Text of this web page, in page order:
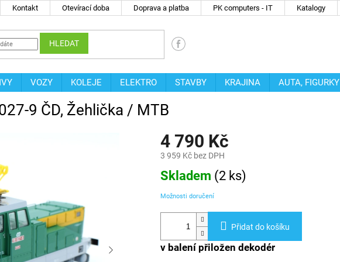
Kontakt Otevírací doba Doprava a platba PK computers - IT Katalogy
HLEDAT
VOZY KOLEJE ELEKTRO STAVBY KRAJINA AUTA, FIGURKY
9 ČD, Žehlička / MTB
4 790 Kč
3 959 Kč bez DPH
Měrná
cena:
Skladem (2 ks)
Možnosti doručení
Přidat do košíku
v balení přiložen dekodér